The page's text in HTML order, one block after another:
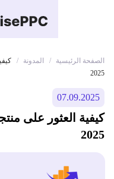
الرئيسية / المدونة كيفية
العثور على منتجات